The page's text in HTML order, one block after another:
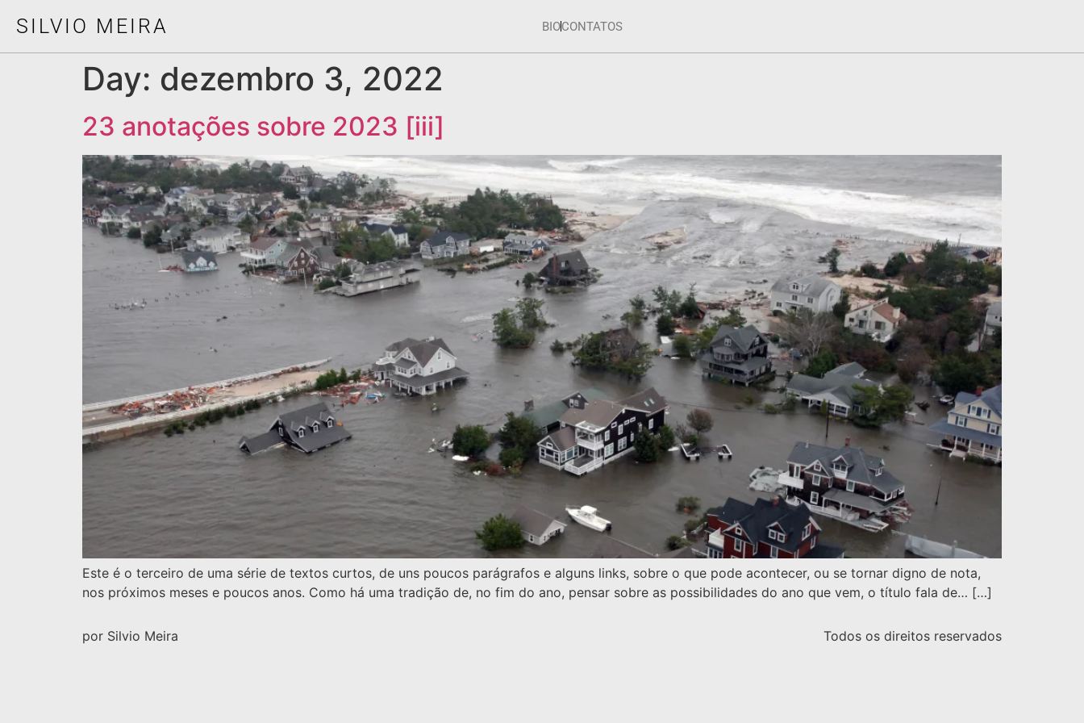
SILVIO MEIRA BIOCONTATOS
Day: dezembro 3, 2022
23 anotações sobre 2023 [iii]
Este é o terceiro de uma série de textos curtos, de uns poucos parágrafos e alguns links, sobre o que pode acontecer, ou se tornar digno de nota,
nos próximos meses e poucos anos. Como há uma tradição de, no fim do ano, pensar sobre as possibilidades do ano que vem, o título fala de… […]
por Silvio Meira Todos os direitos reservados